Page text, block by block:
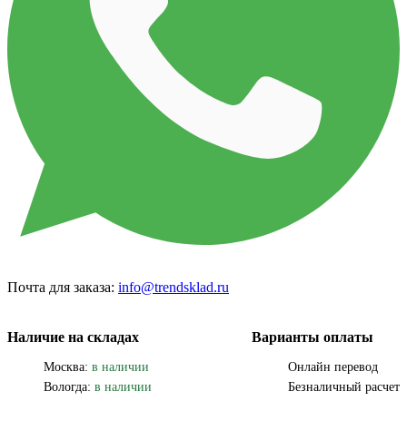
Почта для заказа: info@trendsklad.ru
Наличие на складах
Москва: в наличии
Вологда: в наличии
Варианты оплаты
Онлайн перевод
Безналичный расчет